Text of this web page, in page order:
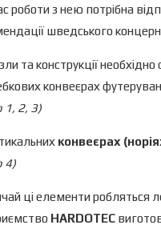
роботи з нею потрібна
шведського
та конструкції
конвеєрах
1, 2, 3)
конвеєрах
4)
ці елементи робляться
HARDOTEC